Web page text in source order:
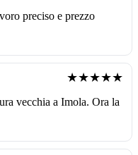
preciso e prezzo
★★★★★
vecchia a Imola. Ora la